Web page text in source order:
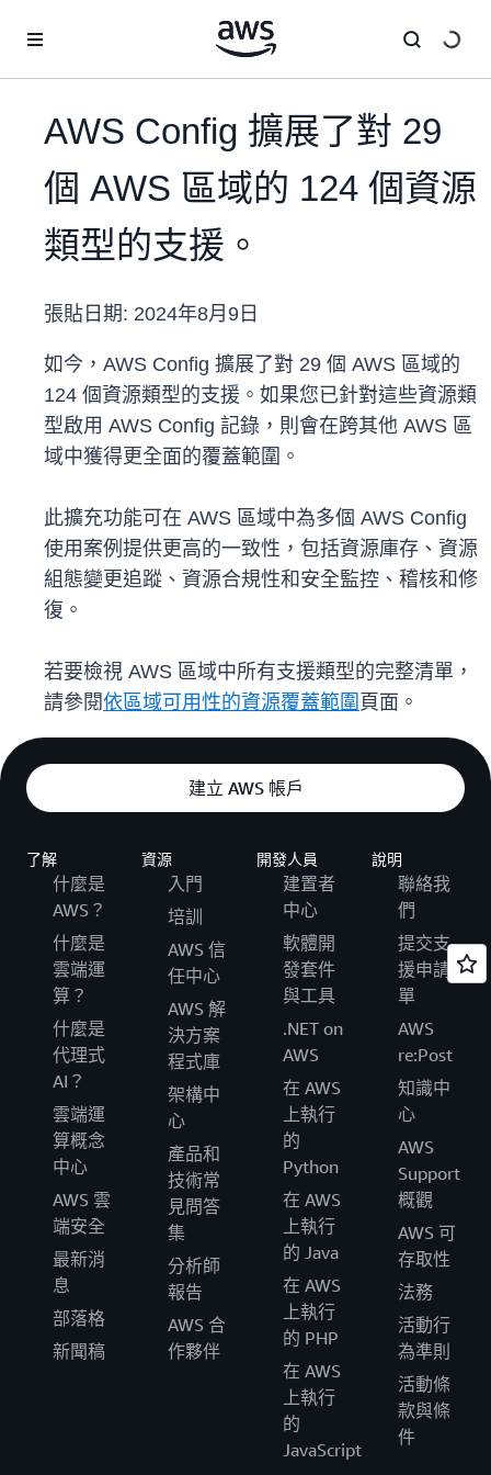
AWS Config 擴展了對 29
個 AWS 區域的 124 個資源
類型的支援。
張貼日期: 2024年8月9日
如今，AWS Config 擴展了對 29 個 AWS 區域的
124 個資源類型的支援。如果您已針對這些資源類
型啟用 AWS Config 記錄，則會在跨其他 AWS 區
域中獲得更全面的覆蓋範圍。
此擴充功能可在 AWS 區域中為多個 AWS Config
使用案例提供更高的一致性，包括資源庫存、資源
組態變更追蹤、資源合規性和安全監控、稽核和修
復。
若要檢視 AWS 區域中所有支援類型的完整清單，
請參閱依區域可用性的資源覆蓋範圍 頁面。
建立 AWS 帳戶
了解
什麼是
AWS？
什麼是
雲端運
算？
什麼是
代理式
AI？
雲端運
算概念
中心
AWS 雲
端安全
最新消
息
部落格
新聞稿
資源
入門
培訓
AWS 信
任中心
AWS 解
決方案
程式庫
架構中
心
產品和
技術常
見問答
集
分析師
報告
AWS 合
作夥伴
開發人員
建置者
中心
軟體開
發套件
與工具
.NET on
AWS
在 AWS
上執行
的
Python
在 AWS
上執行
的 Java
在 AWS
上執行
的 PHP
在 AWS
上執行
的
JavaScript
說明
聯絡我
們
提交支
援申請
單
AWS
re:Post
知識中
心
AWS
Support
概觀
AWS 可
存取性
法務
活動行
為準則
活動條
款與條
件